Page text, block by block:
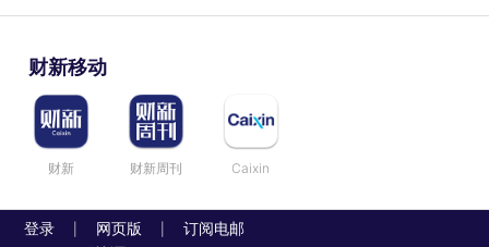
财新移动
财新 财新周刊 Caixin
登录 网页版 订阅电邮